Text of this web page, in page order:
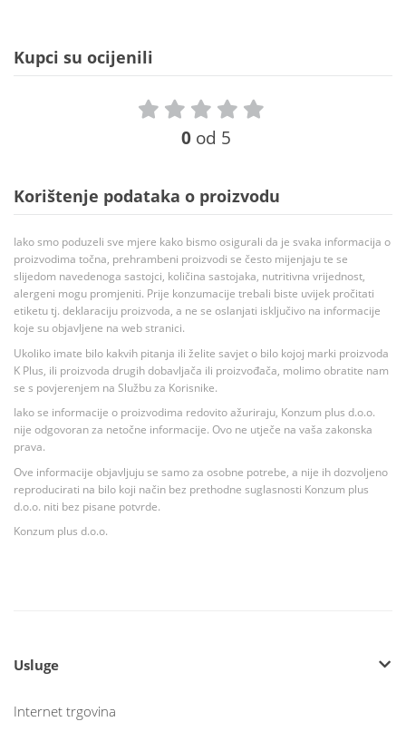
Kupci su ocijenili
0 od 5
Korištenje podataka o proizvodu
Iako smo poduzeli sve mjere kako bismo osigurali da je svaka informacija o
proizvodima točna, prehrambeni proizvodi se često mijenjaju te se
slijedom navedenoga sastojci, količina sastojaka, nutritivna vrijednost,
alergeni mogu promjeniti. Prije konzumacije trebali biste uvijek pročitati
etiketu tj. deklaraciju proizvoda, a ne se oslanjati isključivo na informacije
koje su objavljene na web stranici.
Ukoliko imate bilo kakvih pitanja ili želite savjet o bilo kojoj marki proizvoda
K Plus, ili proizvoda drugih dobavljača ili proizvođača, molimo obratite nam
se s povjerenjem na Službu za Korisnike.
Iako se informacije o proizvodima redovito ažuriraju, Konzum plus d.o.o.
nije odgovoran za netočne informacije. Ovo ne utječe na vaša zakonska
prava.
Ove informacije objavljuju se samo za osobne potrebe, a nije ih dozvoljeno
reproducirati na bilo koji način bez prethodne suglasnosti Konzum plus
d.o.o. niti bez pisane potvrde.
Konzum plus d.o.o.
Usluge
Internet trgovina